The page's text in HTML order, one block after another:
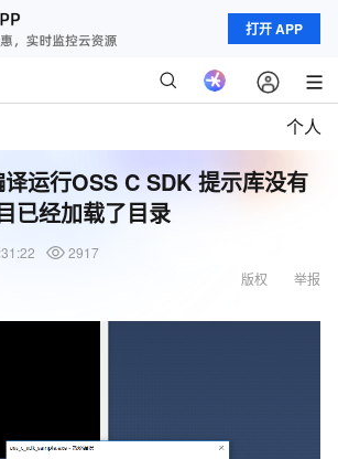
打开 APP
个人
运行OSS C SDK 提示库没有
已经加载了目录
2917
举报
版权